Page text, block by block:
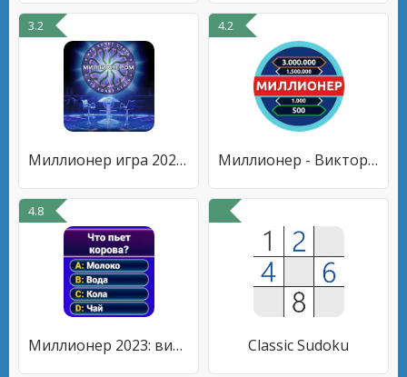
3.2
Миллионер игра 2022: викторина
4.2
Миллионер - Викторина
4.8
Миллионер 2023: викторина Classic Sudoku